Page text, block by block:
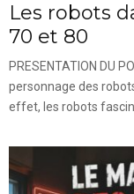
Les robots
70 et 80
PRESENTATION DU
personnage des
effet, les robots